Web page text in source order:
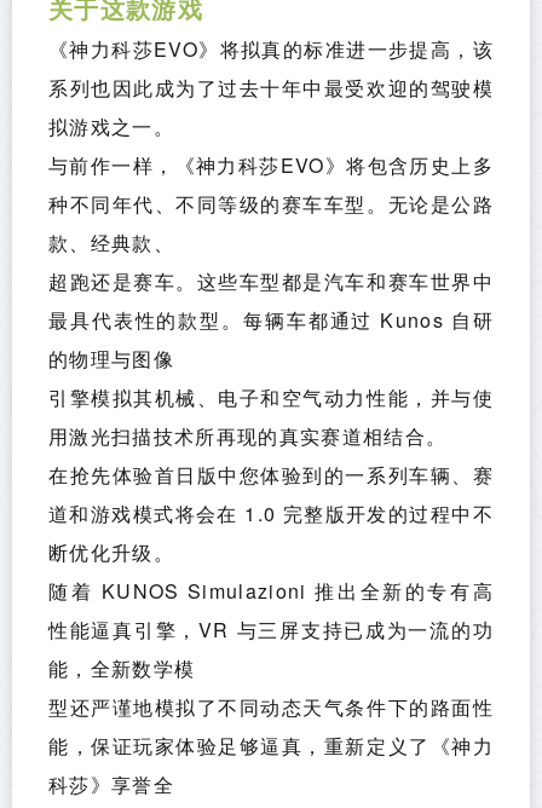
关于这款游戏
《神力科莎EVO》将拟真的标准进一步提高，该
系列也因此成为了过去十年中最受欢迎的驾驶模
拟游戏之一。
与前作一样，《神力科莎EVO》将包含历史上多
种不同年代、不同等级的赛车车型。无论是公路
款、经典款、
超跑还是赛车。这些车型都是汽车和赛车世界中
最具代表性的款型。每辆车都通过 Kunos 自研
的物理与图像
引擎模拟其机械、电子和空气动力性能，并与使
用激光扫描技术所再现的真实赛道相结合。
在抢先体验首日版中您体验到的一系列车辆、赛
道和游戏模式将会在 1.0 完整版开发的过程中不
断优化升级。
随着 KUNOS Simulazioni 推出全新的专有高
性能逼真引擎，VR 与三屏支持已成为一流的功
能，全新数学模
型还严谨地模拟了不同动态天气条件下的路面性
能，保证玩家体验足够逼真，重新定义了《神力
科莎》享誉全